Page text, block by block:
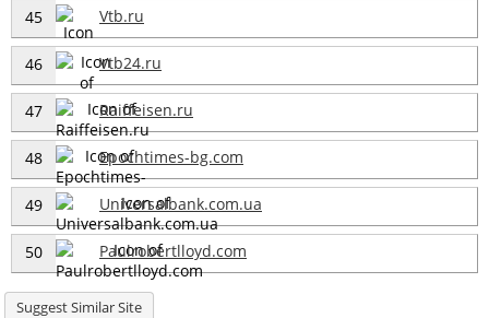
45 Vtb.ru
46 Vtb24.ru
47 Raiffeisen.ru
48 Epochtimes-bg.com
49 Universalbank.com.ua
50 Paulrobertlloyd.com
Suggest Similar Site